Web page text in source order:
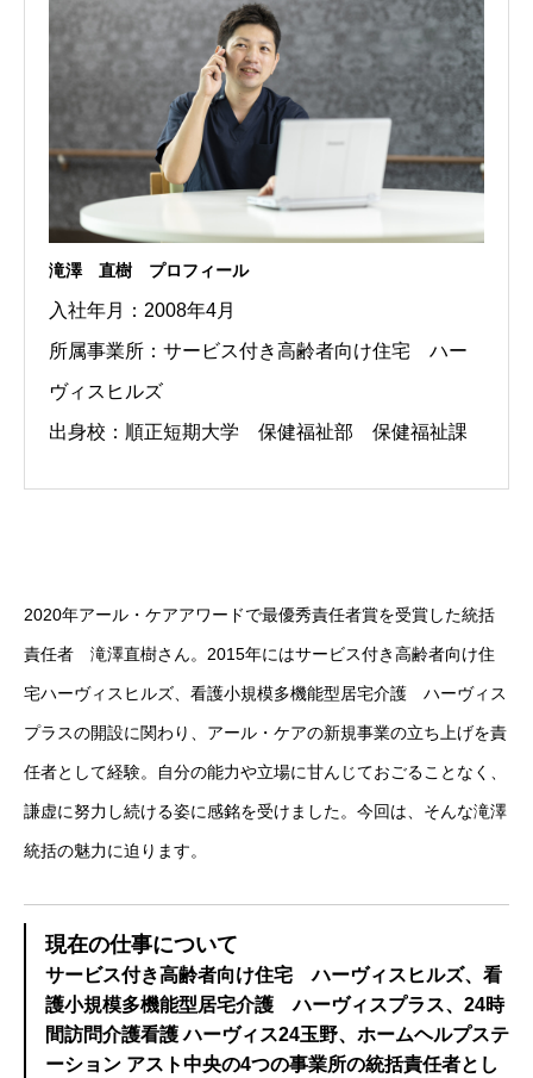
滝澤 直樹 プロフィール
入社年月：2008年4月
所属事業所：サービス付き高齢者向け住宅 ハー
ヴィスヒルズ
出身校：順正短期大学 保健福祉部 保健福祉課
2020年アール・ケアアワードで最優秀責任者賞を受賞した統括
責任者 滝澤直樹さん。2015年にはサービス付き高齢者向け住
宅ハーヴィスヒルズ、看護小規模多機能型居宅介護 ハーヴィス
プラスの開設に関わり、アール・ケアの新規事業の立ち上げを責
任者として経験。自分の能力や立場に甘んじておごることなく、
謙虚に努力し続ける姿に感銘を受けました。今回は、そんな滝澤
統括の魅力に迫ります。
現在の仕事について
サービス付き高齢者向け住宅 ハーヴィスヒルズ、看
護小規模多機能型居宅介護 ハーヴィスプラス、24時
間訪問介護看護 ハーヴィス24玉野、ホームヘルプステ
ーション アスト中央の4つの事業所の統括責任者とし